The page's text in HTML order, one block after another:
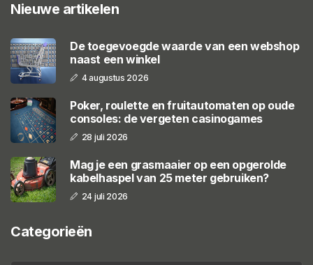
Nieuwe artikelen
De toegevoegde waarde van een webshop
naast een winkel
4 augustus 2026
Poker, roulette en fruitautomaten op oude
consoles: de vergeten casinogames
28 juli 2026
Mag je een grasmaaier op een opgerolde
kabelhaspel van 25 meter gebruiken?
24 juli 2026
Categorieën